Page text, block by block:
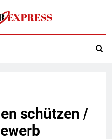
Express
schützen /